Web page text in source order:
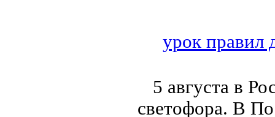
урок правил
5 августа в
светофора. В